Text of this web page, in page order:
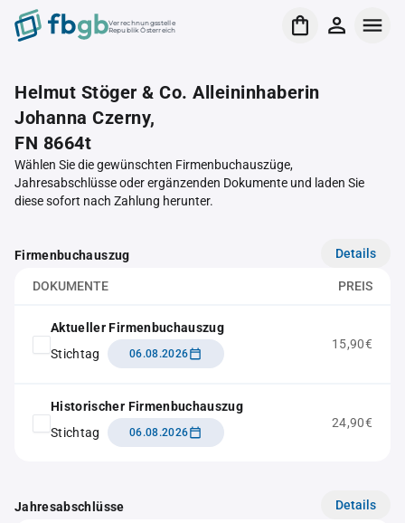
Verrechnungsstelle
Republik Österreich
Helmut Stöger & Co. Alleininhaberin
Johanna Czerny,
FN 8664t
Wählen Sie die gewünschten Firmenbuchauszüge,
Jahresabschlüsse oder ergänzenden Dokumente und laden Sie
diese sofort nach Zahlung herunter.
Firmenbuchauszug Details
DOKUMENTE PREIS
Aktueller Firmenbuchauszug
Stichtag
06.08.2026
15,90€
Historischer Firmenbuchauszug
Stichtag
06.08.2026
24,90€
Jahresabschlüsse Details